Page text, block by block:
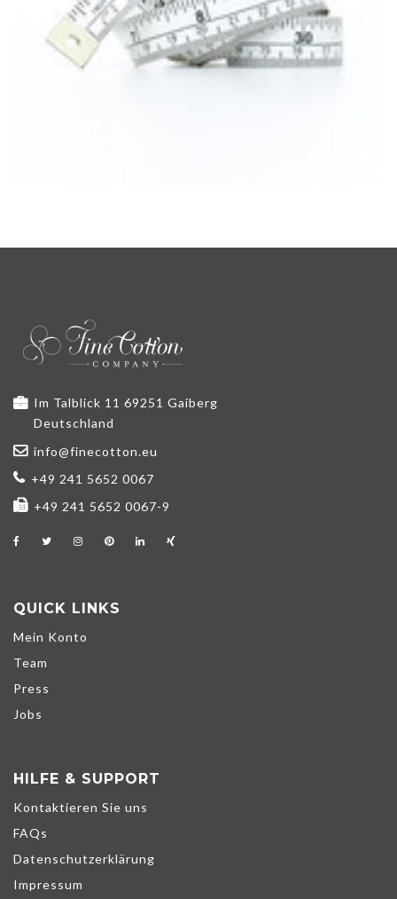
Im Talblick 11 69251 Gaiberg
Deutschland
info@finecotton.eu
+49 241 5652 0067
+49 241 5652 0067-9
QUICK LINKS
Mein Konto
Team
Press
Jobs
HILFE & SUPPORT
Kontaktieren Sie uns
FAQs
Datenschutzerklärung
Impressum
Wir verwenden Cookies, um unsere Dienste zu verbessern,